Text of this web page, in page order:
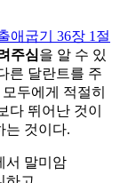
애굽기 36장 1절
주심을 알 수 있
른 달란트를 주
두에게 적절히
다 뛰어난 것이
는 것이다.
서 말미암